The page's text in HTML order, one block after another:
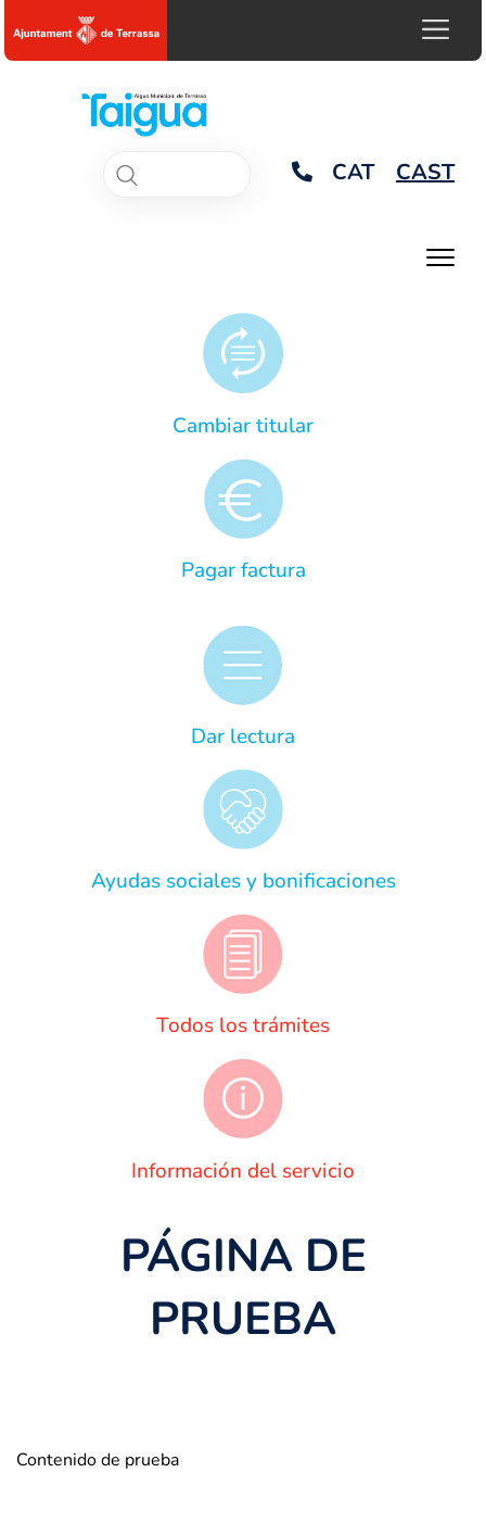
CAT CAST
Cambiar titular
Pagar factura
Dar lectura
Ayudas sociales y bonificaciones
Todos los trámites
Información del servicio
PÁGINA DE
PRUEBA
Contenido de prueba